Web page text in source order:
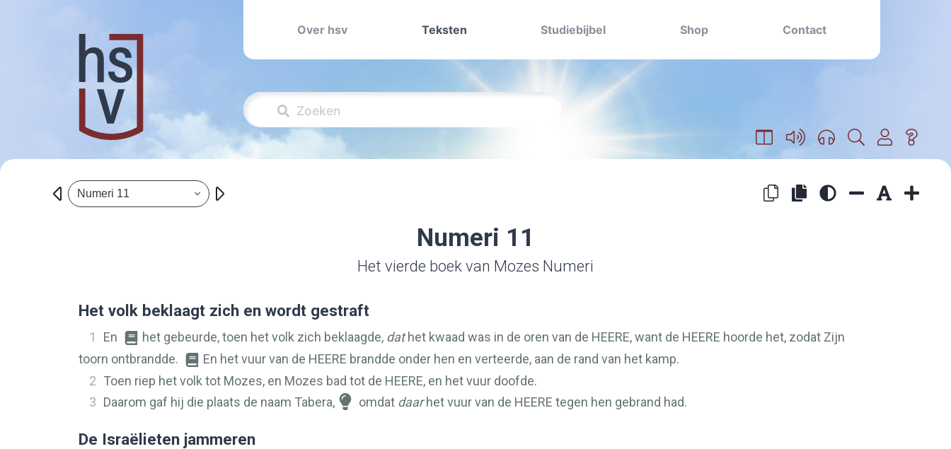
Over hsv Teksten Studiebijbel Shop Contact
Numeri 11
Numeri 11
Het vierde boek van Mozes Numeri
Het volk beklaagt zich en wordt gestraft
1 En het gebeurde, toen het volk zich beklaagde, dathet kwaad was in de oren van de HEERE, want de HEERE hoorde het, zodat Zijn
toorn ontbrandde.
En het vuur van de HEERE brandde onder hen en verteerde, aan de rand van het kamp.
2 Toen riep het volk tot Mozes, en Mozes bad tot de HEERE, en het vuur doofde.
3 Daarom gaf hij die plaats de naam Tabera, omdat daarhet vuur van de HEERE tegen hen gebrand had.
De Israëlieten jammeren